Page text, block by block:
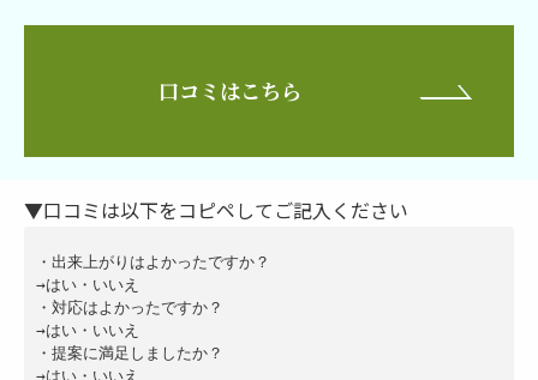
口コミはこちら
▼口コミは以下をコピペしてご記入ください